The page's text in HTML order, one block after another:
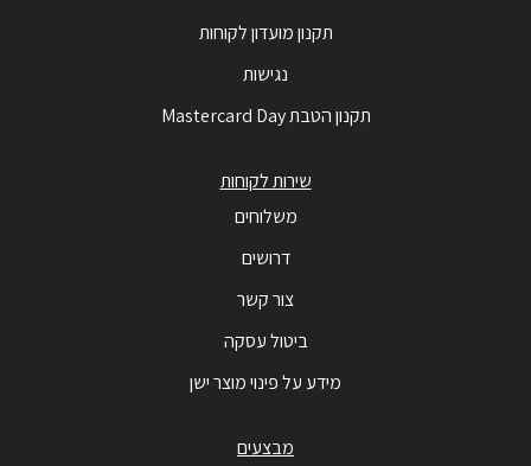
תקנון מועדון לקוחות
נגישות
תקנון הטבת Mastercard Day
שירות לקוחות
משלוחים
דרושים
צור קשר
ביטול עסקה
מידע על פינוי מוצר ישן
מבצעים